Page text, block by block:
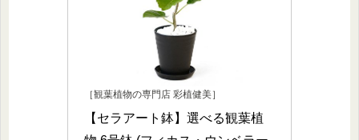
［観葉植物の専門店 彩植健美］
【セラアート鉢】選べる観葉植